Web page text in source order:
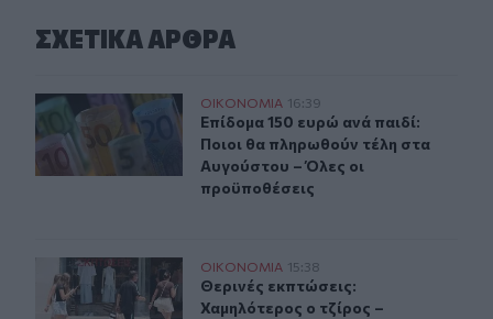
ΣΧΕΤΙΚA AΡΘΡΑ
Επίδομα 150 ευρώ ανά παιδί: Ποιοι θα πληρωθούν
ΟΙΚΟΝΟΜΙΑ 16:39
Επίδομα 150 ευρώ ανά παιδί:
Επίδομα 150 ευρώ ανά παιδί:
Ποιοι θα πληρωθούν τέλη στα
Αυγούστου – Όλες οι
προϋποθέσεις
Θερινές εκπτώσεις: Χαμηλότερος ο τζίρος – Αυξημένες
ΟΙΚΟΝΟΜΙΑ 15:38
Θερινές εκπτώσεις: Χαμηλότερος ο
Θερινές εκπτώσεις:
Χαμηλότερος ο τζίρος –